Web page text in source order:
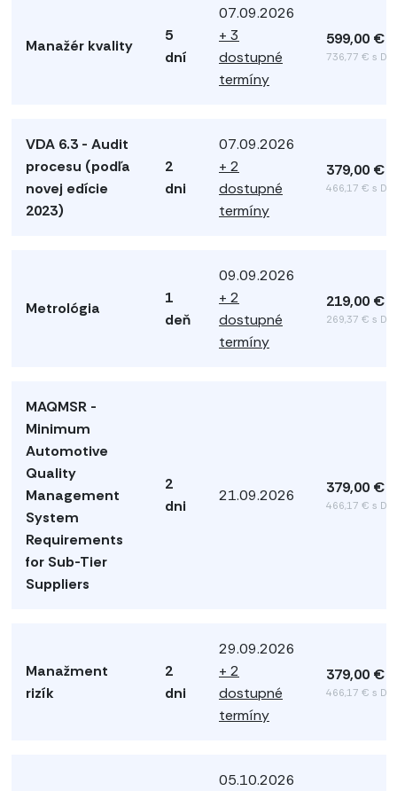
Manažér kvality
5
dní
07.09.2026
+ 3
dostupné
termíny
599,00 €
736,77 € s
VDA 6.3 - Audit
procesu (podľa
novej edície
2023)
2
dni
07.09.2026
+ 2
dostupné
termíny
379,00 €
466,17 € s
Metrológia
1
deň
09.09.2026
+ 2
dostupné
termíny
219,00 €
269,37 € s
MAQMSR -
Minimum
Automotive
Quality
Management
System
Requirements
for Sub-Tier
Suppliers
2
dni
21.09.2026 379,00 €
466,17 € s
Manažment
rizík
2
dni
29.09.2026
+ 2
dostupné
termíny
379,00 €
466,17 € s
05.10.2026